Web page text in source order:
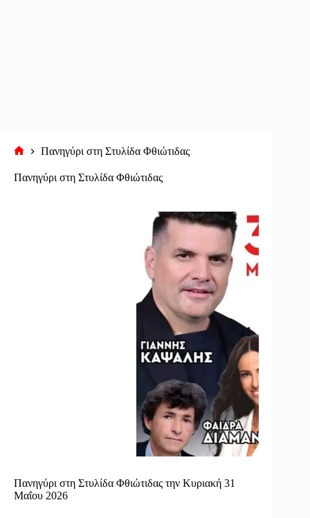
σελίδα
Πανηγύρι στη Στυλίδα Φθιώτιδας
Πανηγύρι στη Στυλίδα Φθιώτιδας
Πανηγύρι στη Στυλίδα Φθιώτιδας την Κυριακή 31
Μαΐου 2026